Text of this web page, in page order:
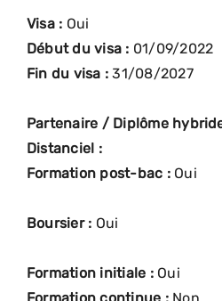
Visa : Oui
Début du visa : 01/09/2022
Fin du visa :31/08/2027
Partenaire / Diplôme
Distanciel :
Formation post-bac : Oui
Boursier : Oui
Formation initiale : Oui
Formation continue : Non